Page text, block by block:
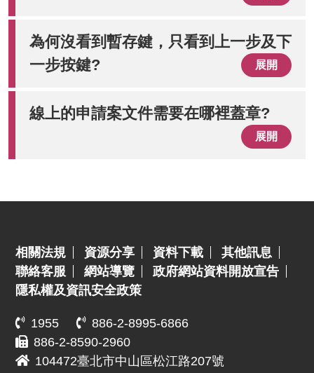
為何沒看到暫存鍵，只看到上一步及下
一步按鍵?
展開
線上的申請案文件需要在哪裡蓋章?
展開
:::
相關法規 資源分享 資料下載
其他訊息
聯絡客服
網站導覽
政府網站資料開放宣告
隱私權及資訊安全政策
1955
886-2-8995-6866
886-2-8590-2960
104472臺北市中山區松江路207號